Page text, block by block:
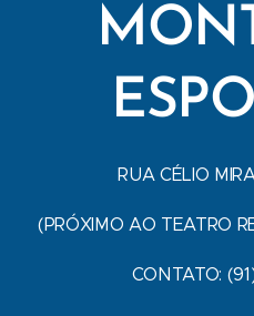
RUA CÉLIO
(PRÓXIMO AO TEATRO
CONTATO: